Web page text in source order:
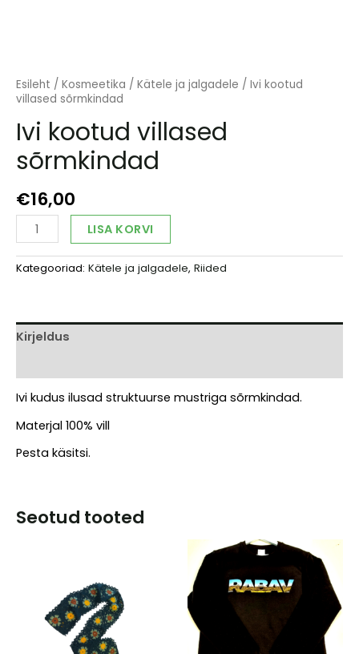
Esileht / Kosmeetika / Kätele ja jalgadele / Ivi kootud
villased sõrmkindad
Ivi kootud villased
sõrmkindad
€16,00
kootud
villased
sõrmkindad
LISA KORVI
Alternative:
Kategooriad: Kätele ja jalgadele, Riided
Kirjeldus
Ivi kudus ilusad struktuurse mustriga sõrmkindad.
Materjal 100% vill
Pesta käsitsi.
Seotud tooted